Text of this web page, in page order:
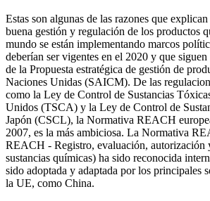
Estas son algunas de las razones que
buena gestión y regulación de los productos
mundo se están implementando marcos
deberían ser vigentes en el 2020 y que
de la Propuesta estratégica de gestión de
Naciones Unidas (SAICM). De las
como la Ley de Control de Sustancias
Unidos (TSCA) y la Ley de Control de
Japón (CSCL), la Normativa REACH
2007, es la más ambiciosa. La Normativa
REACH - Registro, evaluación, autorización
sustancias químicas) ha sido reconocida
sido adoptada y adaptada por los principales
la UE, como China.